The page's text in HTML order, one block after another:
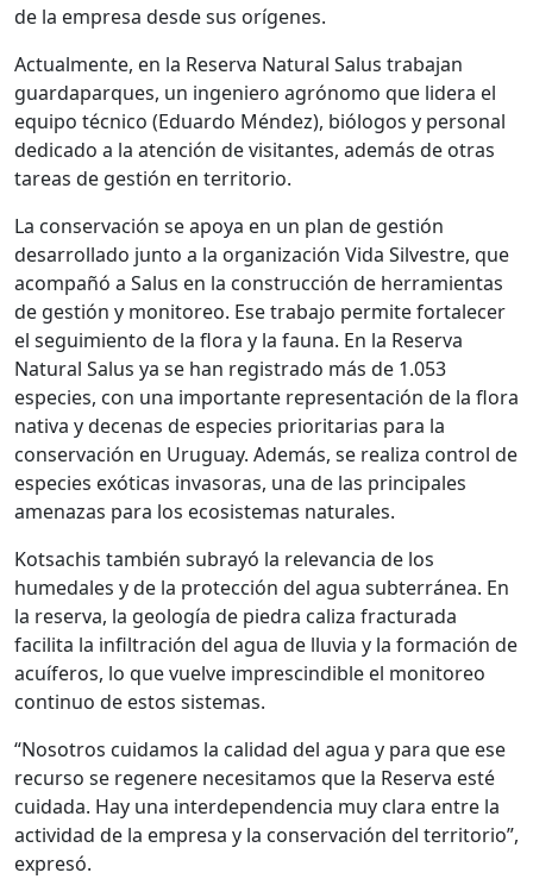
de la empresa desde sus orígenes.
Actualmente, en la Reserva Natural Salus trabajan
guardaparques, un ingeniero agrónomo que lidera el
equipo técnico (Eduardo Méndez), biólogos y personal
dedicado a la atención de visitantes, además de otras
tareas de gestión en territorio.
La conservación se apoya en un plan de gestión
desarrollado junto a la organización Vida Silvestre, que
acompañó a Salus en la construcción de herramientas
de gestión y monitoreo. Ese trabajo permite fortalecer
el seguimiento de la flora y la fauna. En la Reserva
Natural Salus ya se han registrado más de 1.053
especies, con una importante representación de la flora
nativa y decenas de especies prioritarias para la
conservación en Uruguay. Además, se realiza control de
especies exóticas invasoras, una de las principales
amenazas para los ecosistemas naturales.
Kotsachis también subrayó la relevancia de los
humedales y de la protección del agua subterránea. En
la reserva, la geología de piedra caliza fracturada
facilita la infiltración del agua de lluvia y la formación de
acuíferos, lo que vuelve imprescindible el monitoreo
continuo de estos sistemas.
“Nosotros cuidamos la calidad del agua y para que ese
recurso se regenere necesitamos que la Reserva esté
cuidada. Hay una interdependencia muy clara entre la
actividad de la empresa y la conservación del territorio”,
expresó.